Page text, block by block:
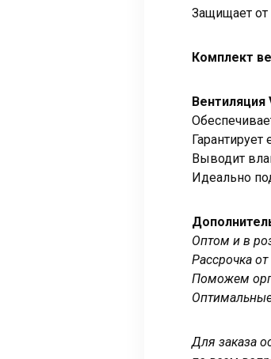
Защищает от
Комплект
Выводит
Идеально
Оптом и в
Рассрочка от
Поможем
Для заказа